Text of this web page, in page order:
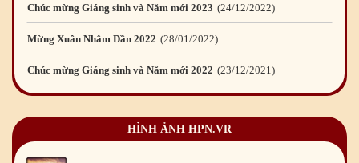
Chúc mừng Giáng sinh và Năm mới 2023 24/12/2022
Mừng Xuân Nhâm Dần 2022 28/01 /2022
Chúc mừng Giáng sinh và Năm mới 2022 23/12/2021
Chúc mừng Giáng sinh và Năm mới 2021 15/12
HÌNH ẢNH HPN.VR